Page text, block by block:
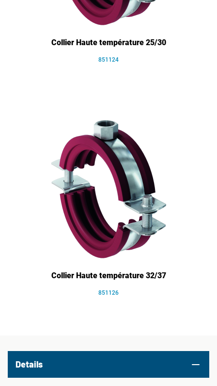
Collier Haute température 25/30
851124
Collier Haute température 32/37
851126
Details